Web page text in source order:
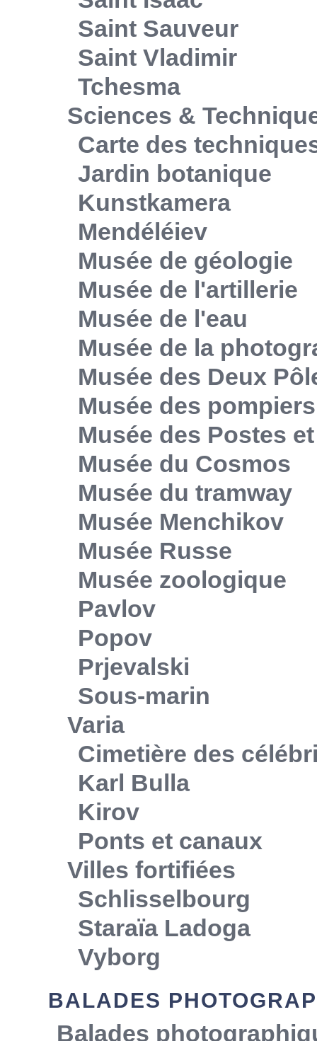
Saint Sauveur
Saint Vladimir
Tchesma
Sciences &
Carte des
Jardin botanique
Kunstkamera
Mendéléiev
Musée de géologie
Musée de l'artillerie
Musée de l'eau
Musée de la
Musée des Deux
Musée des pompiers
Musée des Postes
Musée du Cosmos
Musée du tramway
Musée Menchikov
Musée Russe
Musée zoologique
Pavlov
Popov
Prjevalski
Sous-marin
Varia
Cimetière des
Karl Bulla
Kirov
Ponts et canaux
Villes fortifiées
Schlisselbourg
Staraïa Ladoga
Vyborg
BALADES
Balades